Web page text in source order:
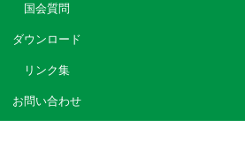
国会質問
ダウンロード
リンク集
お問い合わせ